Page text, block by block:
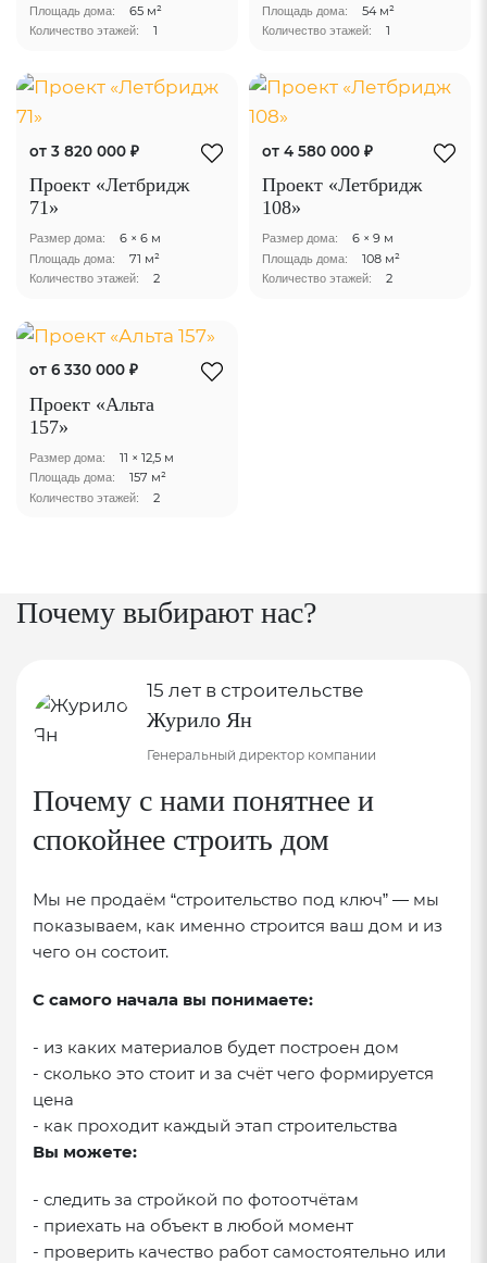
Площадь дома: 65 м²
Количество этажей: 1
Площадь дома: 54 м²
Количество этажей: 1
от 3 820 000 ₽
Проект «Летбридж
71»
Размер дома: 6 × 6 м
Площадь дома: 71 м²
Количество этажей: 2
от 4 580 000 ₽
Проект «Летбридж
108»
Размер дома: 6 × 9 м
Площадь дома: 108 м²
Количество этажей: 2
от 6 330 000 ₽
Проект «Альта
157»
Размер дома: 11 × 12,5 м
Площадь дома: 157 м²
Количество этажей: 2
Почему выбирают нас?
15 лет в строительстве
Журило Ян
Генеральный директор компании
Почему с нами понятнее и
спокойнее строить дом
Мы не продаём “строительство под ключ” — мы
показываем, как именно строится ваш дом и из
чего он состоит.
С самого начала вы понимаете:
- из каких материалов будет построен дом
- сколько это стоит и за счёт чего формируется
цена
- как проходит каждый этап строительства
Вы можете:
- следить за стройкой по фотоотчётам
- приехать на объект в любой момент
- проверить качество работ самостоятельно или